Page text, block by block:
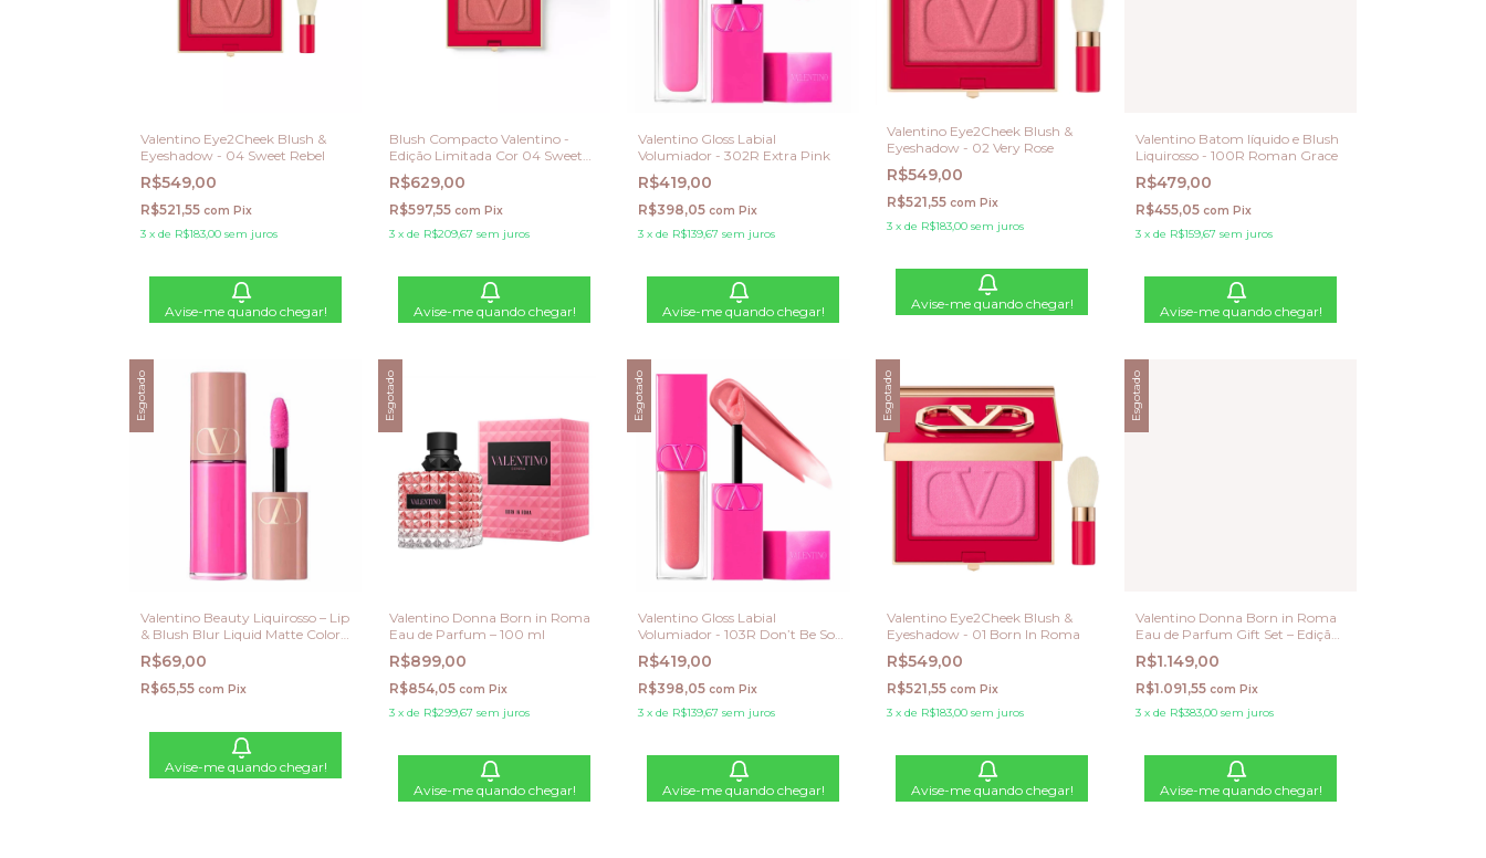
Valentino Eye2Cheek Blush &
Eyeshadow - 04 Sweet Rebel
R$549,00
R$521,55 com Pix
3 x de R$183,00 sem juros
Avise-me quando chegar!
Blush Compacto Valentino -
Edição Limitada Cor 04 Sweet
Rebel
R$629,00
R$597,55 com Pix
3 x de R$209,67 sem juros
Avise-me quando chegar!
Valentino Gloss Labial
Volumiador - 302R Extra Pink
R$419,00
R$398,05 com Pix
3 x de R$139,67 sem juros
Avise-me quando chegar!
Valentino Eye2Cheek Blush &
Eyeshadow - 02 Very Rose
R$549,00
R$521,55 com Pix
3 x de R$183,00 sem juros
Avise-me quando chegar!
Valentino Batom líquido e Blush
Liquirosso - 100R Roman Grace
R$479,00
R$455,05 com Pix
3 x de R$159,67 sem juros
Avise-me quando chegar!
Esgotado
Valentino Beauty Liquirosso – Lip
& Blush Blur Liquid Matte Color
3.9 ml
R$69,00
R$65,55 com Pix
Avise-me quando chegar!
Esgotado
Valentino Donna Born in Roma
Eau de Parfum – 100 ml
R$899,00
R$854,05 com Pix
3 x de R$299,67 sem juros
Avise-me quando chegar!
Esgotado
Valentino Gloss Labial
Volumiador - 103R Don’t Be So
Nude
R$419,00
R$398,05 com Pix
3 x de R$139,67 sem juros
Avise-me quando chegar!
Esgotado
Valentino Eye2Cheek Blush &
Eyeshadow - 01 Born In Roma
R$549,00
R$521,55 com Pix
3 x de R$183,00 sem juros
Avise-me quando chegar!
Esgotado
Valentino Donna Born in Roma
Eau de Parfum Gift Set – Edição
Limitada
R$1.149,00
R$1.091,55 com Pix
3 x de R$383,00 sem juros
Avise-me quando chegar!